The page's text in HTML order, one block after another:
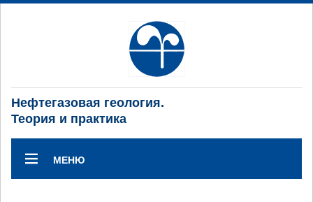
Нефтегазовая геология.
Теория и практика
МЕНЮ